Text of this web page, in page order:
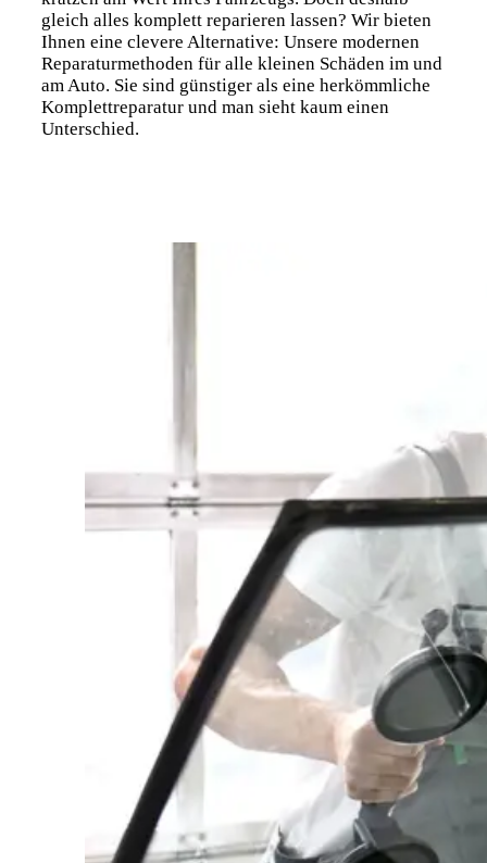
gleich alles komplett reparieren lassen? Wir bieten
Ihnen eine clevere Alternative: Unsere modernen
Reparaturmethoden für alle kleinen Schäden im und
am Auto. Sie sind günstiger als eine herkömmliche
Komplettreparatur und man sieht kaum einen
Unterschied.